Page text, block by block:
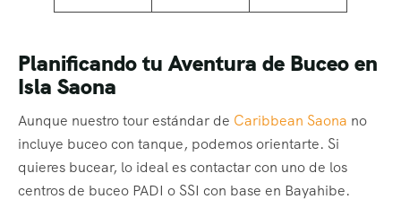
Planificando tu Aventura de Buceo en
Isla Saona
Aunque nuestro tour estándar de Caribbean Saona no
incluye buceo con tanque, podemos orientarte. Si
quieres bucear, lo ideal es contactar con uno de los
centros de buceo PADI o SSI con base en Bayahibe.